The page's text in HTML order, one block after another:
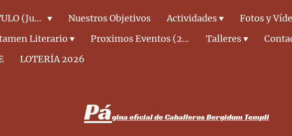
GRAN CAPITULO (Junta Directiva) Nuestros Objetivos Actividades Fotos y
Literario Proximos Eventos (2026) Talleres
LOTERÍA 2026
Página oficial de Caballeros Bergidum Templi